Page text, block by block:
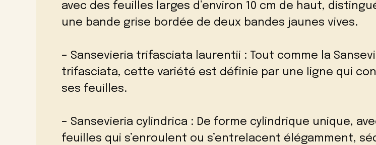
avec des feuilles larges d’environ 10 cm de haut,
une bande grise bordée de deux bandes jaunes vives.
– Sansevieria trifasciata laurentii : Tout comme la
trifasciata, cette variété est définie par une ligne qui
ses feuilles.
– Sansevieria cylindrica : De forme cylindrique unique,
feuilles qui s’enroulent ou s’entrelacent élégamment,